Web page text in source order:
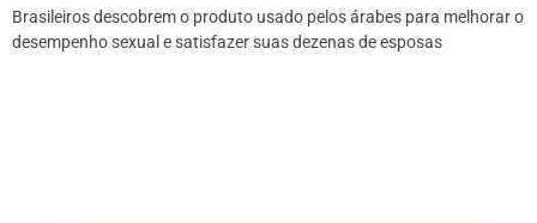
Brasileiros descobrem o produto usado pelos árabes para melhorar o
desempenho sexual e satisfazer suas dezenas de esposas